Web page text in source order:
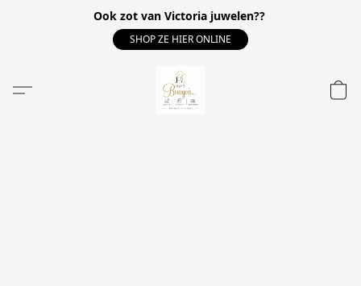
Ook zot van Victoria juwelen??
SHOP ZE HIER ONLINE